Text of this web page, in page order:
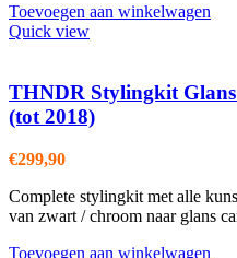
Toevoegen aan winkelwagen
Quick view
THNDR Stylingkit
(tot 2018)
€299,90
Complete stylingkit met alle
van zwart / chroom naar glans
Toevoegen aan winkelwagen